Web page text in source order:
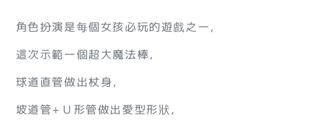
角色扮演是每個女孩必玩的遊戲之一，
這次示範一個超大魔法棒，
球道直管做出杖身，
坡道管+Ｕ形管做出愛型形狀，